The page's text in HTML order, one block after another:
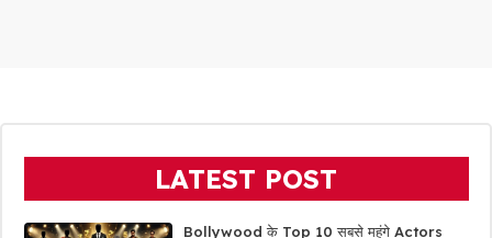
LATEST POST
Bollywood के Top 10 सबसे महंगे Actors